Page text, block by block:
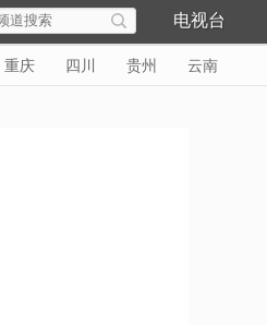
电视台
重庆 四川 贵州 云南